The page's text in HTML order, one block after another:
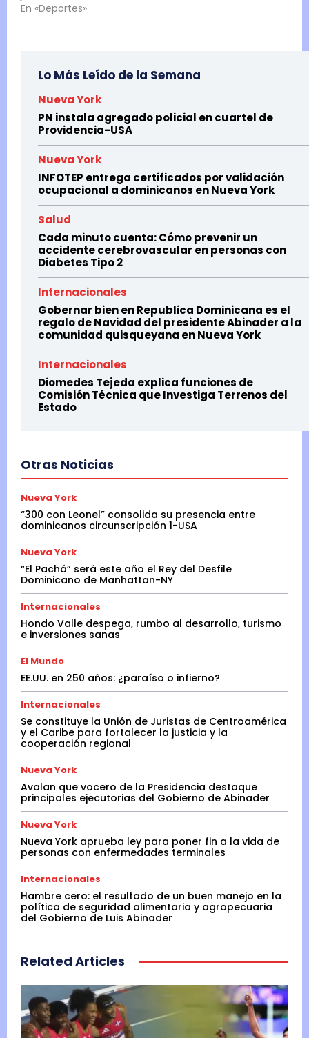
En «Deportes»
Lo Más Leído de la Semana
Nueva York
PN instala agregado policial en cuartel de
Providencia-USA
Nueva York
INFOTEP entrega certificados por validación
ocupacional a dominicanos en Nueva York
Salud
Cada minuto cuenta: Cómo prevenir un
accidente cerebrovascular en personas con
Diabetes Tipo 2
Internacionales
Gobernar bien en Republica Dominicana es el
regalo de Navidad del presidente Abinader a la
comunidad quisqueyana en Nueva York
Internacionales
Diomedes Tejeda explica funciones de
Comisión Técnica que Investiga Terrenos del
Estado
Otras Noticias
Nueva York
“300 con Leonel” consolida su presencia entre
dominicanos circunscripción 1-USA
Nueva York
“El Pachá” será este año el Rey del Desfile
Dominicano de Manhattan-NY
Internacionales
Hondo Valle despega, rumbo al desarrollo, turismo
e inversiones sanas
El Mundo
EE.UU. en 250 años: ¿paraíso o infierno?
Internacionales
Se constituye la Unión de Juristas de Centroamérica
y el Caribe para fortalecer la justicia y la
cooperación regional
Nueva York
Avalan que vocero de la Presidencia destaque
principales ejecutorias del Gobierno de Abinader
Nueva York
Nueva York aprueba ley para poner fin a la vida de
personas con enfermedades terminales
Internacionales
Hambre cero: el resultado de un buen manejo en la
política de seguridad alimentaria y agropecuaria
del Gobierno de Luis Abinader
Related Articles